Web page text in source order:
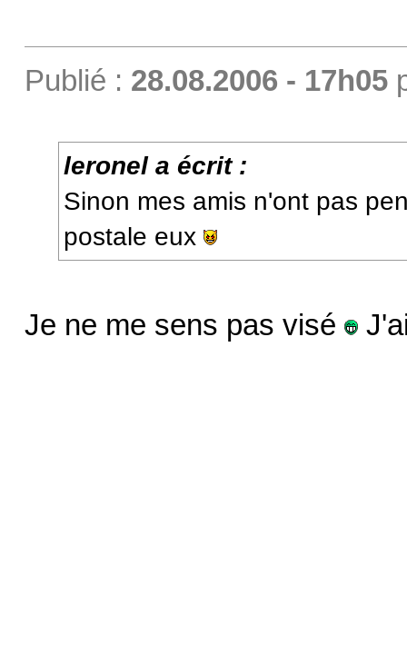
Publié : 28.08.2006 - 17h05
leronel a écrit :
Sinon mes amis n'ont pas
postale eux
Je ne me sens pas visé